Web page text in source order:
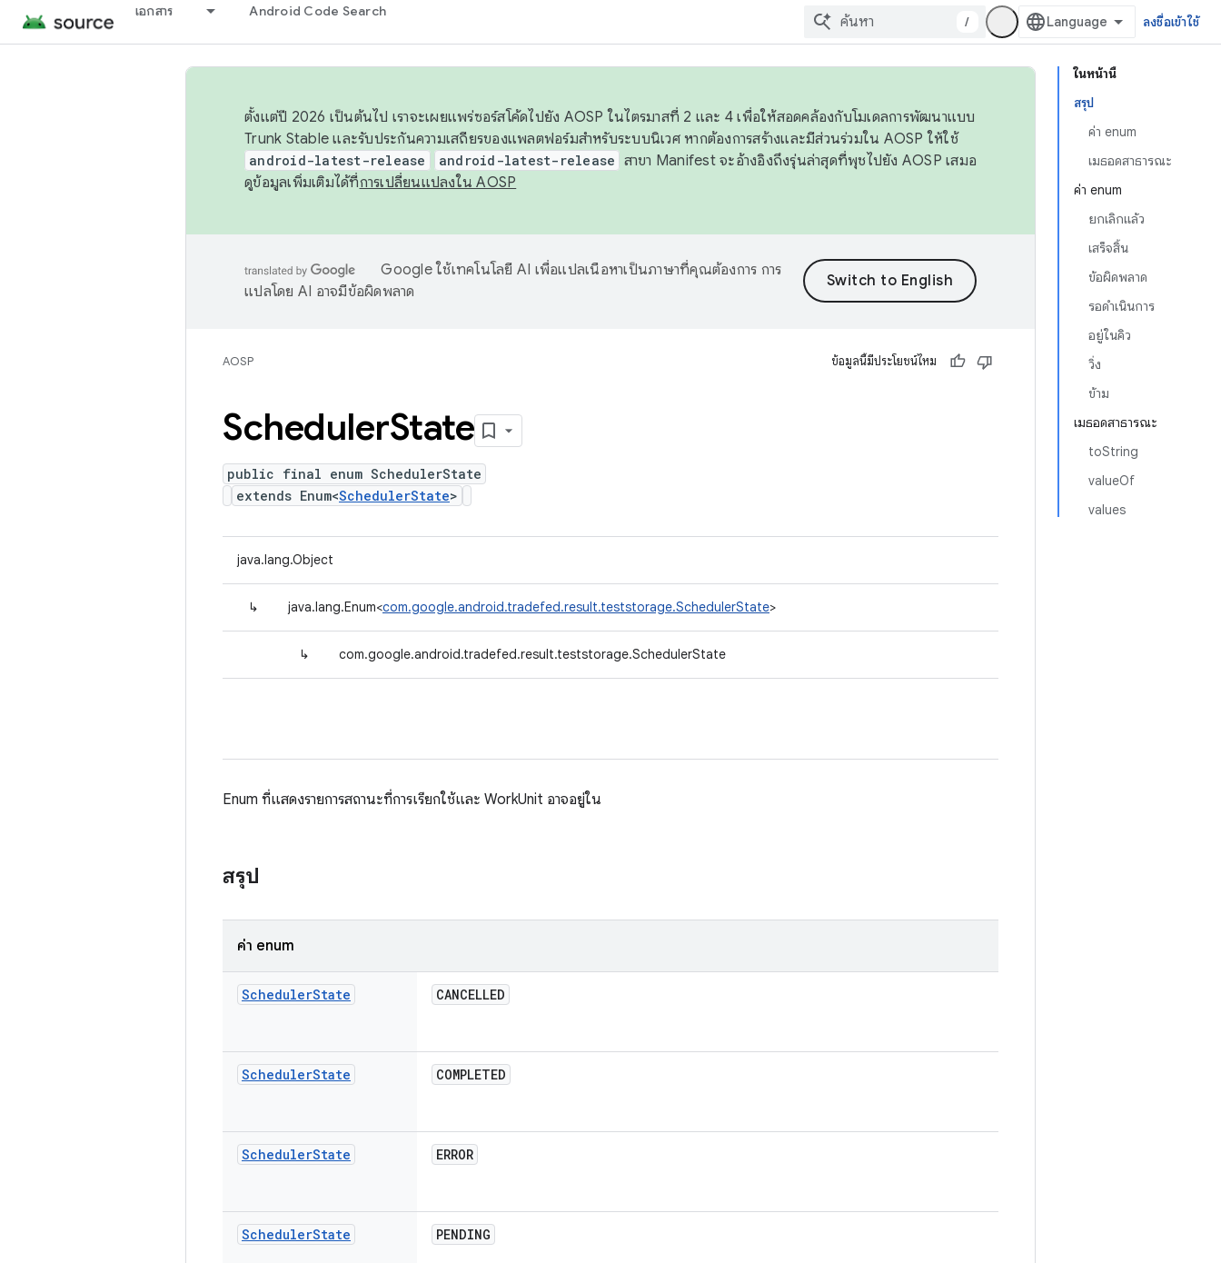
เอกสาร Android Code Search
/ ลงชื่อเข้าใช้
ในหน้านี้
สรุป
ค่า enum
เมธอดสาธารณะ
ค่า enum
ยกเลิกแล้ว
เสร็จสิ้น
ข้อผิดพลาด
รอดำเนินการ
อยู่ในคิว
วิ่ง
ข้าม
เมธอดสาธารณะ
toString
valueOf
values
ตั้งแต่ปี 2026 เป็นต้นไป เราจะเผยแพร่ซอร์สโค้ดไปยัง AOSP ในไตรมาสที่ 2 และ 4 เพื่อให้สอดคล้องกับโมเดลการพัฒนาแบบ
Trunk Stable และรับประกันความเสถียรของแพลตฟอร์มสำหรับระบบนิเวศ หากต้องการสร้างและมีส่วนร่วมใน AOSP ให้ใช้
android-latest-release android-latest-release สาขา Manifest จะอ้างอิงถึงรุ่นล่าสุดที่พุชไปยัง AOSP เสมอ
ดูข้อมูลเพิ่มเติมได้ที่การเปลี่ยนแปลงใน AOSP
Google ใช้เทคโนโลยี AI เพื่อแปลเนื้อหาเป็นภาษาที่คุณต้องการ การ
แปลโดย AI อาจมีข้อผิดพลาด
AOSP ข้อมูลนี้มีประโยชน์ไหม
SchedulerState
public final enum SchedulerState
extends Enum<SchedulerState>
java.lang.Object
↳ java.lang.Enum<com.google.android.tradefed.result.teststorage.SchedulerState>
↳ com.google.android.tradefed.result.teststorage.SchedulerState
Enum ที่แสดงรายการสถานะที่การเรียกใช้และ WorkUnit อาจอยู่ใน
สรุป
ค่า enum
SchedulerState CANCELLED
SchedulerState COMPLETED
SchedulerState ERROR
SchedulerState PENDING